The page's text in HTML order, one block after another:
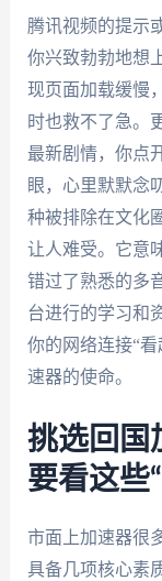
腾讯视频的提示
你兴致勃勃地想
现页面加载缓慢
时也救不了急。
最新剧情，你点
眼，心里默默念
种被排除在文化
让人难受。它意
错过了熟悉的多
台进行的学习和
你的网络连接“
速器的使命。
挑选回国
要看这些
市面上加速器很
具备几项核心素